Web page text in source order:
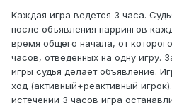
Каждая игра ведется 3 часа.
после объявления паррингов
время общего начала, от
часов, отведенных на одну игру.
игры судья делает объявление.
ход (активный+реактивный
истечении 3 часов игра